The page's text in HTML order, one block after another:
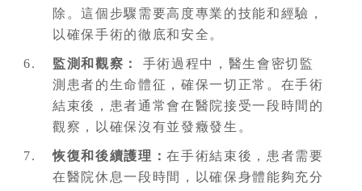
除。這個步驟需要高度專業的技能和經驗，
以確保手術的徹底和安全。
監測和觀察：
手術過程中，醫生會密切監
測患者的生命體征，確保一切正常。在手術
結束後，患者通常會在醫院接受一段時間的
觀察，以確保沒有並發癥發生。
恢復和後續護理：在手術結束後，患者需要
在醫院休息一段時間，以確保身體能夠充分